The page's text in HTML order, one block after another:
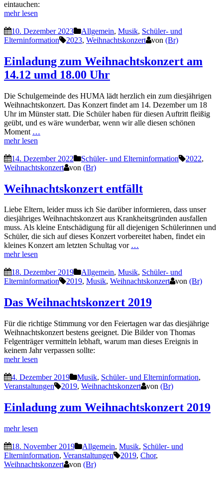
eintauchen:
mehr lesen
10. Dezember 2023 Allgemein, Musik, Schüler- und
Elterninformation
2023, Weihnachtskonzert von (Br)
Einladung zum Weihnachtskonzert am
14.12 umd 18.00 Uhr
Die Schulgemeinde des HUMA lädt herzlich ein zum diesjährigen
Weihnachtskonzert. Das Konzert findet am 14. Dezember um 18
Uhr im Münster statt. Die Schüler haben für diesen Auftritt fleißig
geübt, und es wäre wunderbar, wenn wir alle diesen schönen
Moment …
mehr lesen
14. Dezember 2022 Schüler- und Elterninformation 2022,
Weihnachtskonzert
von (Br)
Weihnachtskonzert entfällt
Liebe Eltern, leider muss ich Sie darüber informieren, dass unser
diesjähriges Weihnachtskonzert aus Krankheitsgründen ausfallen
muss. Als kleine Entschädigung für all diejenigen Schülerinnen und
Schüler, die sich auf dieses Konzert vorbereitet haben, findet ein
kleines Konzert am letzten Schultag vor …
mehr lesen
18. Dezember 2019 Allgemein, Musik, Schüler- und
Elterninformation
2019, Musik, Weihnachtskonzert von (Br)
Das Weihnachtskonzert 2019
Für die richtige Stimmung vor den Feiertagen war das diesjährige
Weihnachtskonzert bestens geeignet. Die Bilder von Thomas
Felgenträger vermitteln lebhaft, warum man dieses Ereignis in
keinem Jahr verpassen sollte:
mehr lesen
4. Dezember 2019 Musik, Schüler- und Elterninformation,
Veranstaltungen
2019, Weihnachtskonzert von (Br)
Einladung zum Weihnachtskonzert 2019
mehr lesen
18. November 2019 Allgemein, Musik, Schüler- und
Elterninformation, Veranstaltungen 2019, Chor,
Weihnachtskonzert
von (Br)